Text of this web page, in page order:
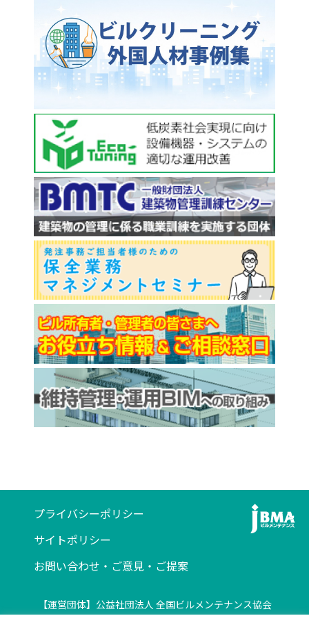
プライバシーポリシー
サイトポリシー
お問い合わせ・ご意見・ご提案
【運営団体】公益社団法人 全国ビルメンテナンス協会